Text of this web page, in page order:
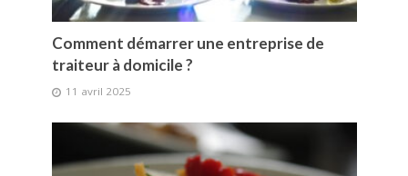
Comment démarrer une entreprise de
traiteur à domicile ?
11 avril 2025